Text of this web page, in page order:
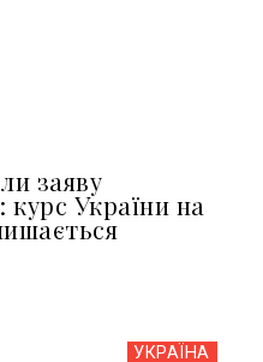
заяву
України на
УКРАЇНА